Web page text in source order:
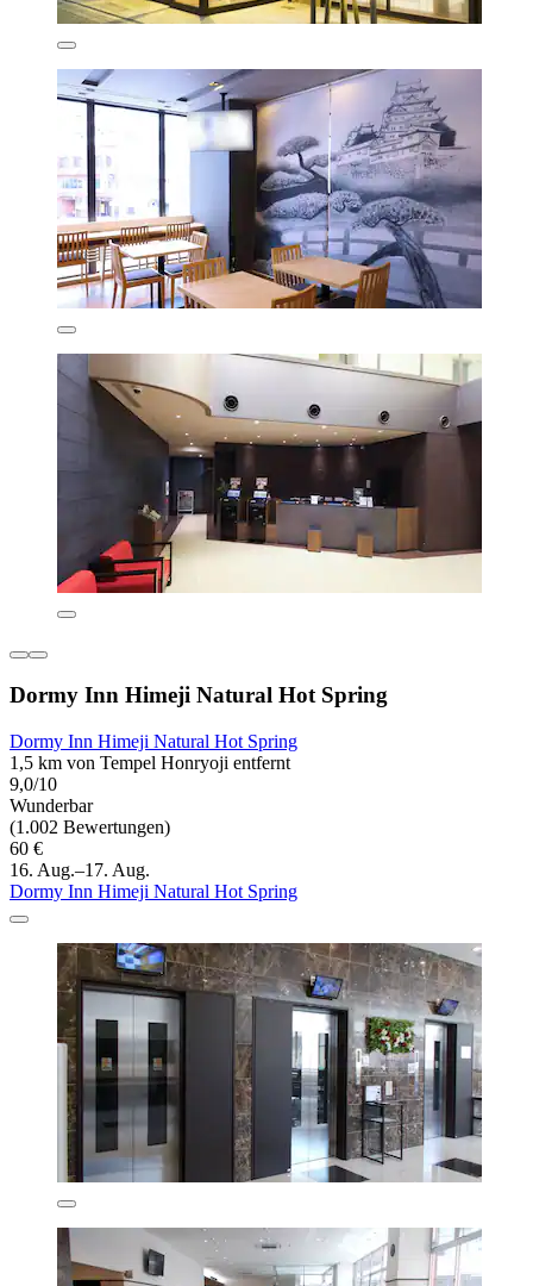
Dormy Inn Himeji Natural Hot Spring
Dormy Inn Himeji Natural Hot Spring
1,5 km von Tempel Honryoji entfernt
9,0/10
Wunderbar
(1.002 Bewertungen)
60 €
16. Aug.–17. Aug.
Dormy Inn Himeji Natural Hot Spring